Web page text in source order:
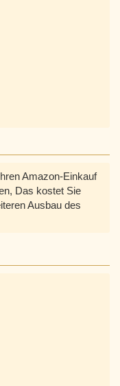
Amazon-Einkauf
Das kostet Sie
Ausbau des